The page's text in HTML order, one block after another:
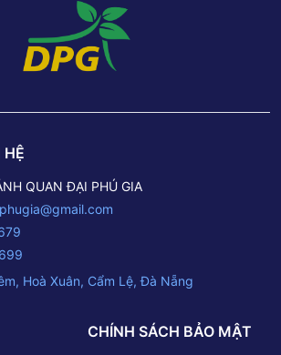
HỆ
QUAN ĐẠI PHÚ GIA
Hoà Xuân, Cẩm Lệ, Đà Nẵng
CHÍNH SÁCH BẢO MẬT